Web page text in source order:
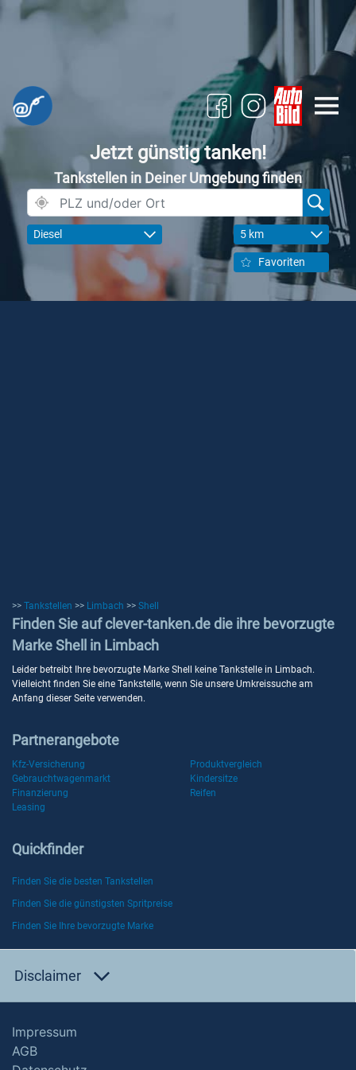
Jetzt günstig tanken!
Tankstellen in Deiner Umgebung finden
Diesel 5 km
Favoriten
>> Tankstellen >> Limbach >> Shell
Finden Sie auf clever-tanken.de die ihre bevorzugte
Marke Shell in Limbach
Leider betreibt Ihre bevorzugte Marke Shell keine Tankstelle in Limbach.
Vielleicht finden Sie eine Tankstelle, wenn Sie unsere Umkreissuche am
Anfang dieser Seite verwenden.
Partnerangebote
Kfz-Versicherung
Produktvergleich
Gebrauchtwagenmarkt
Kindersitze
Finanzierung
Reifen
Leasing
Quickfinder
Finden Sie die besten Tankstellen
Finden Sie die günstigsten Spritpreise
Finden Sie Ihre bevorzugte Marke
Disclaimer
Impressum
AGB